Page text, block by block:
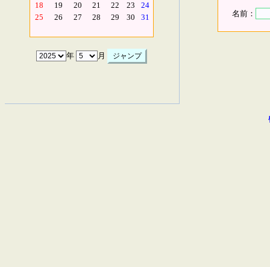
18
19 20 21 22 23
24
25
26 27 28 29 30 31
年 月
名前：